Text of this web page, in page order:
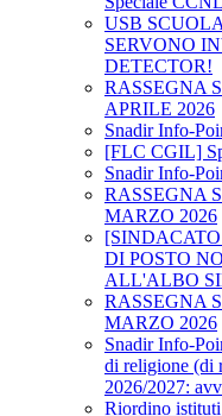
USB
SERVONO
DETECTOR!
RASSEGNA
APRILE 2026
Snadir Info-
[FLC CGIL]
Snadir Info-
RASSEGNA
MARZO 2026
DI POSTO
ALL'ALBO
RASSEGNA
MARZO 2026
Snadir Info-
di religione (di
2026/2027:
Riordino